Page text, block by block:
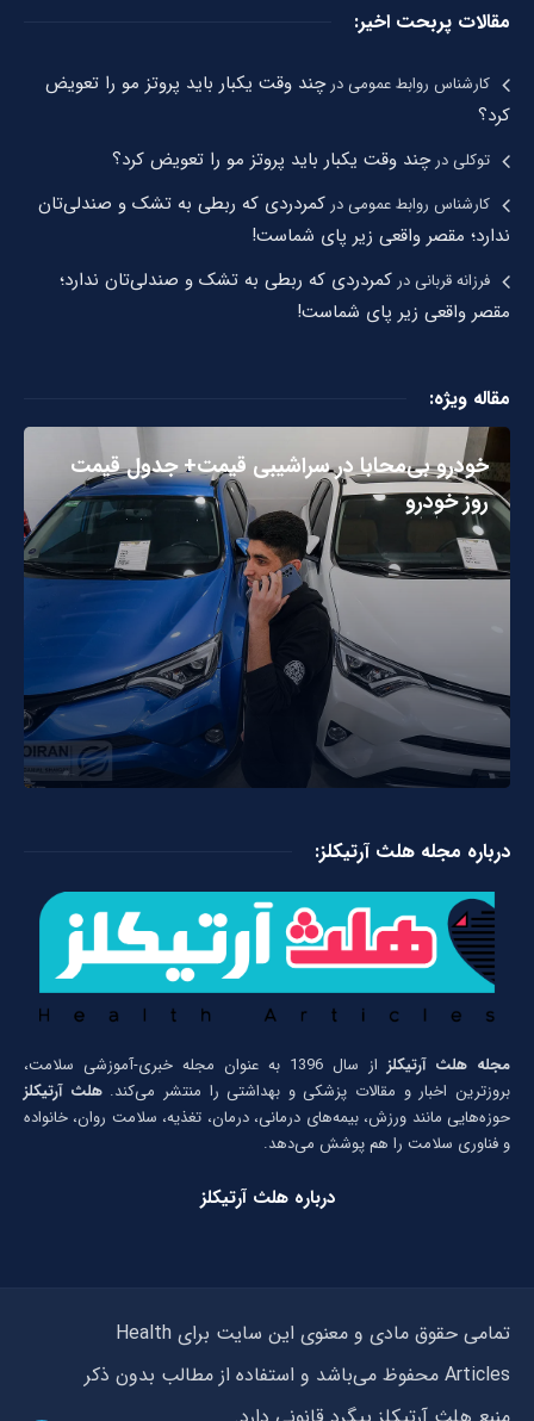
مقالات پربحت اخیر:
کارشناس روابط عمومیدرچند وقت یکبار باید پروتز مو را تعویض
کرد؟
توکلیدرچند وقت یکبار باید پروتز مو را تعویض کرد؟
کارشناس روابط عمومیدر کمردردی که ربطی به تشک و صندلی‌تان
ندارد؛ مقصر واقعی زیر پای شماست!
فرزانه قربانیدر کمردردی که ربطی به تشک و صندلی‌تان ندارد؛
مقصر واقعی زیر پای شماست!
مقاله ویژه:
خودرو بی‌محابا در سراشیبی قیمت+ جدول قیمت
روز خودرو
درباره مجله هلث آرتیکلز:
مجله هلث آرتیکلز
از سال 1396 به عنوان مجله خبری-آموزشی سلامت،
بروزترین اخبار و مقالات پزشکی و بهداشتی را منتشر می‌کند.هلث آرتیکلز
حوزه‌هایی مانند ورزش، بیمه‌های درمانی، درمان، تغذیه، سلامت روان، خانواده
و فناوری سلامت را هم پوشش می‌دهد.
درباره هلث آرتیکلز
تمامی حقوق مادی و معنوی این سایت برای Health
Articles محفوظ می‌باشد و استفاده از مطالب بدون ذکر